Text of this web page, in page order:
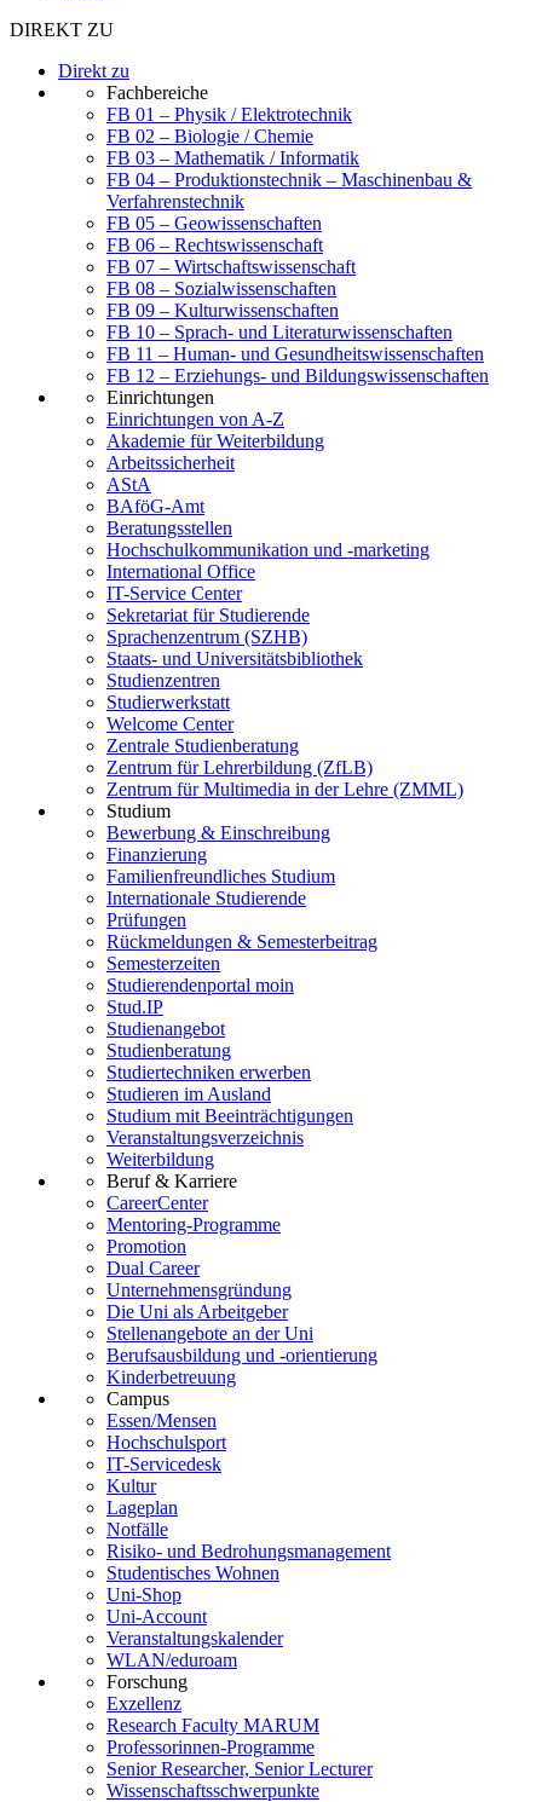
DIREKT ZU
Direkt zu
Fachbereiche
FB 01 – Physik / Elektrotechnik
FB 02 – Biologie / Chemie
FB 03 – Mathematik / Informatik
FB 04 – Produktionstechnik – Maschinenbau &
Verfahrenstechnik
FB 05 – Geowissenschaften
FB 06 – Rechtswissenschaft
FB 07 – Wirtschaftswissenschaft
FB 08 – Sozialwissenschaften
FB 09 – Kulturwissenschaften
FB 10 – Sprach- und Literaturwissenschaften
FB 11 – Human- und Gesundheitswissenschaften
FB 12 – Erziehungs- und Bildungswissenschaften
Einrichtungen
Einrichtungen von A-Z
Akademie für Weiterbildung
Arbeitssicherheit
AStA
BAföG-Amt
Beratungsstellen
Hochschulkommunikation und -marketing
International Office
IT-Service Center
Sekretariat für Studierende
Sprachenzentrum (SZHB)
Staats- und Universitätsbibliothek
Studienzentren
Studierwerkstatt
Welcome Center
Zentrale Studienberatung
Zentrum für Lehrerbildung (ZfLB)
Zentrum für Multimedia in der Lehre (ZMML)
Studium
Bewerbung & Einschreibung
Finanzierung
Familienfreundliches Studium
Internationale Studierende
Prüfungen
Rückmeldungen & Semesterbeitrag
Semesterzeiten
Studierendenportal moin
Stud.IP
Studienangebot
Studienberatung
Studiertechniken erwerben
Studieren im Ausland
Studium mit Beeinträchtigungen
Veranstaltungsverzeichnis
Weiterbildung
Beruf & Karriere
CareerCenter
Mentoring-Programme
Promotion
Dual Career
Unternehmensgründung
Die Uni als Arbeitgeber
Stellenangebote an der Uni
Berufsausbildung und -orientierung
Kinderbetreuung
Campus
Essen/Mensen
Hochschulsport
IT-Servicedesk
Kultur
Lageplan
Notfälle
Risiko- und Bedrohungsmanagement
Studentisches Wohnen
Uni-Shop
Uni-Account
Veranstaltungskalender
WLAN/eduroam
Forschung
Exzellenz
Research Faculty MARUM
Professorinnen-Programme
Senior Researcher, Senior Lecturer
Wissenschaftsschwerpunkte